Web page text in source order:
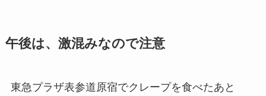
午後は、激混みなので注意
東急プラザ表参道原宿でクレープを食べたあと